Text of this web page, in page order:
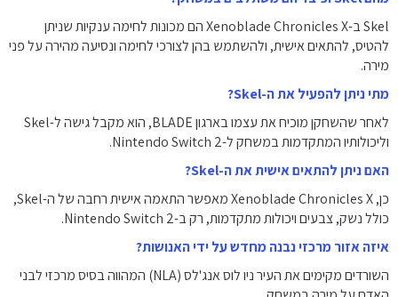
Skel ב-Xenoblade Chronicles X הם מכונות לחימה ענקיות שניתן
להטיס, להתאים אישית, ולהשתמש בהן לצורכי לחימה ונסיעה מהירה על פני
מירה.
מתי ניתן להפעיל את ה-Skel?
לאחר שהשחקן מוכיח את עצמו בארגון BLADE, הוא מקבל גישה ל-Skel
וליכולותיו המתקדמות במשחק ל-Nintendo Switch 2.
האם ניתן להתאים אישית את ה-Skel?
כן, Xenoblade Chronicles X מאפשר התאמה אישית רחבה של ה-Skel,
כולל נשק, צבעים ויכולות מתקדמות, רק ב-Nintendo Switch 2.
איזה אזור מרכזי נבנה מחדש על ידי האנושות?
השורדים מקימים את העיר ניו לוס אנג'לס (NLA) המהווה בסיס מרכזי לבני